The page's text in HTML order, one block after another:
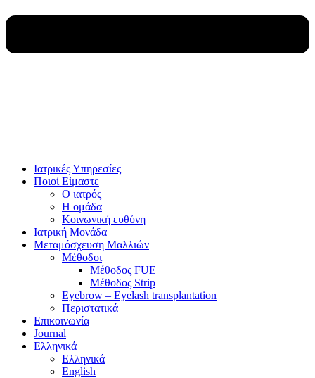
Ιατρικές Υπηρεσίες
Ποιοί Είμαστε
Ο ιατρός
Η ομάδα
Κοινωνική ευθύνη
Ιατρική Μονάδα
Μεταμόσχευση Μαλλιών
Μέθοδοι
Μέθοδος FUE
Μέθοδος Strip
Eyebrow – Eyelash transplantation
Περιστατικά
Επικοινωνία
Journal
Ελληνικά
Ελληνικά
English